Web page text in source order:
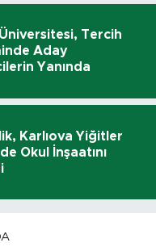
Tercih
Aday
Yanında
Karlıova Yiğitler
Okul İnşaatını